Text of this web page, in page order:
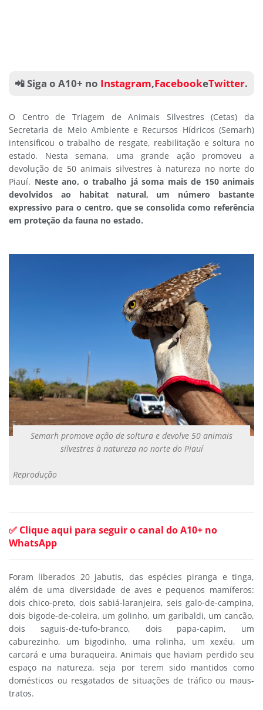
📲 Siga o A10+ no Instagram,FacebookeTwitter.
O Centro de Triagem de Animais Silvestres (Cetas) da
Secretaria de Meio Ambiente e Recursos Hídricos (Semarh)
intensificou o trabalho de resgate, reabilitação e soltura no
estado. Nesta semana, uma grande ação promoveu a
devolução de 50 animais silvestres à natureza no norte do
Piauí. Neste ano, o trabalho já soma mais de 150 animais
devolvidos ao habitat natural, um número bastante
expressivo para o centro, que se consolida como referência
em proteção da fauna no estado.
Semarh promove ação de soltura e devolve 50 animais
silvestres à natureza no norte do Piauí
Reprodução
✅ Clique aqui para seguir o canal do A10+ no
WhatsApp
Foram liberados 20 jabutis, das espécies piranga e tinga,
além de uma diversidade de aves e pequenos mamíferos:
dois chico-preto, dois sabiá-laranjeira, seis galo-de-campina,
dois bigode-de-coleira, um golinho, um garibaldi, um cancão,
dois saguis-de-tufo-branco, dois papa-capim, um
caburezinho, um bigodinho, uma rolinha, um xexéu, um
carcará e uma buraqueira. Animais que haviam perdido seu
espaço na natureza, seja por terem sido mantidos como
domésticos ou resgatados de situações de tráfico ou maus-
tratos.